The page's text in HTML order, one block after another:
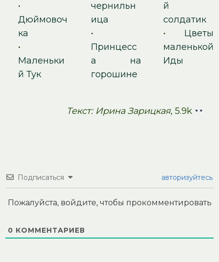
•
Дюймовоч
ка
•
Маленьки
й Тук
чернильн
ица
•
Принцесс
а на
горошине
й
солдатик
• Цветы
маленькой
Иды
Текст: Ирина Зарицкая, 5.9k
Подписаться авторизуйтесь
Пожалуйста, войдите, чтобы прокомментировать
0 КОММЕНТАРИЕВ